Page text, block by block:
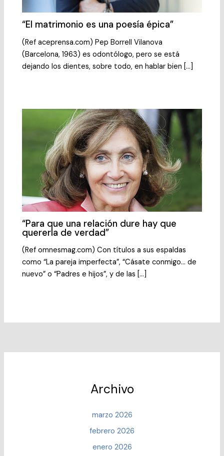
“El matrimonio es una poesía épica”
(Ref aceprensa.com) Pep Borrell Vilanova
(Barcelona, 1963) es odontólogo, pero se está
dejando los dientes, sobre todo, en hablar bien […]
“Para que una relación dure hay que
quererla de verdad”
(Ref omnesmag.com) Con títulos a sus espaldas
como “La pareja imperfecta”, “Cásate conmigo… de
nuevo” o “Padres e hijos”, y de las […]
Archivo
marzo 2026
febrero 2026
enero 2026